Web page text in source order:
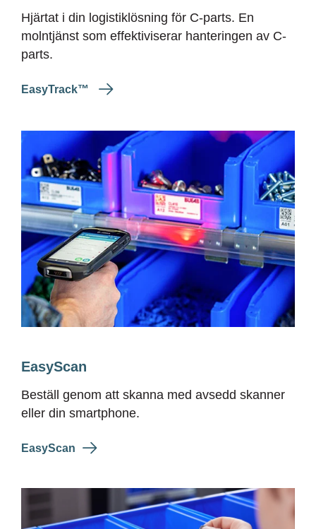
Hjärtat i din logistiklösning för C-parts. En
molntjänst som effektiviserar hanteringen av C-
parts.
EasyTrack™
EasyScan
Beställ genom att skanna med avsedd skanner
eller din smartphone.
EasyScan